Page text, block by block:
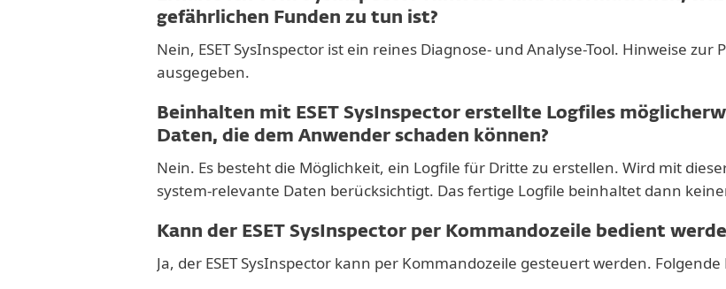
gefährlichen Funden zu tun ist?
Nein, ESET SysInspector ist ein reines Diagnose- und Analyse-Tool. Hinweise
ausgegeben.
Beinhalten mit ESET SysInspector erstellte Logfiles
Daten, die dem Anwender schaden können?
Nein. Es besteht die Möglichkeit, ein Logfile für Dritte zu erstellen. Wird mit
system-relevante Daten berücksichtigt. Das fertige Logfile beinhaltet dann
Kann der ESET SysInspector per Kommandozeile bedient
Ja, der ESET SysInspector kann per Kommandozeile gesteuert werden.